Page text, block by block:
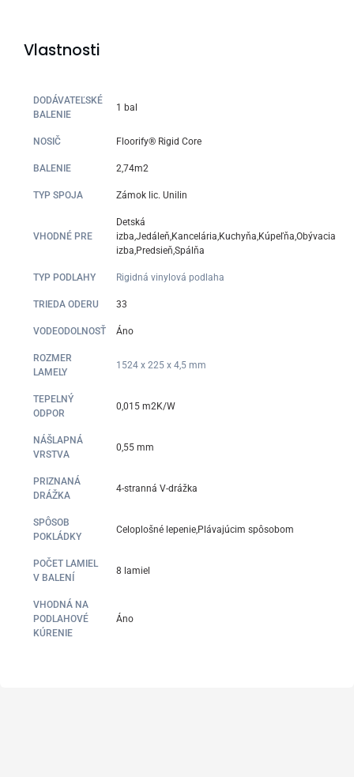
Vlastnosti
DODÁVATEĽSKÉ
BALENIE
1 bal
NOSIČ Floorify® Rigid Core
BALENIE 2,74m2
TYP SPOJA Zámok lic. Unilin
VHODNÉ PRE
Detská
izba,Jedáleň,Kancelária,Kuchyňa,Kúpeľňa,Obývacia
izba,Predsieň,Spálňa
TYP PODLAHY Rigidná vinylová podlaha
TRIEDA ODERU 33
VODEODOLNOSŤ Áno
ROZMER
LAMELY
1524 x 225 x 4,5 mm
TEPELNÝ
ODPOR
0,015 m2K/W
NÁŠLAPNÁ
VRSTVA
0,55 mm
PRIZNANÁ
DRÁŽKA
4-stranná V-drážka
SPÔSOB
POKLÁDKY
Celoplošné lepenie,Plávajúcim spôsobom
POČET LAMIEL
V BALENÍ
8 lamiel
VHODNÁ NA
PODLAHOVÉ
KÚRENIE
Áno